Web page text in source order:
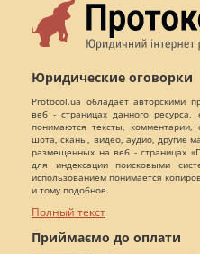
Юридические оговорки
Protocol.ua обладает авторскими
веб - страницах данного
понимаются тексты, комментарии,
шота, сканы, видео, аудио, другие
размещенных на веб - страницах
для индексации поисковыми
использованием понимается
и тому подобное.
Полный текст
Приймаємо до оплати